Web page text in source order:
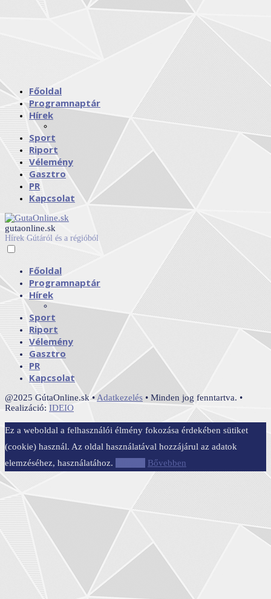
Főoldal
Programnaptár
Hírek
Sport
Riport
Vélemény
Gasztro
PR
Kapcsolat
gutaonline.sk
Hírek Gútáról és a régióból
Főoldal
Programnaptár
Hírek
Sport
Riport
Vélemény
Gasztro
PR
Kapcsolat
@2025 GútaOnline.sk •Adatkezelés • Minden jog fenntartva. •
Realizáció: IDEIO
Ez a weboldal a felhasználói élmény fokozása érdekében sütiket
(cookie) használ. Az oldal használatával hozzájárul az adatok
elemzéséhez, használatához.
Bővebben